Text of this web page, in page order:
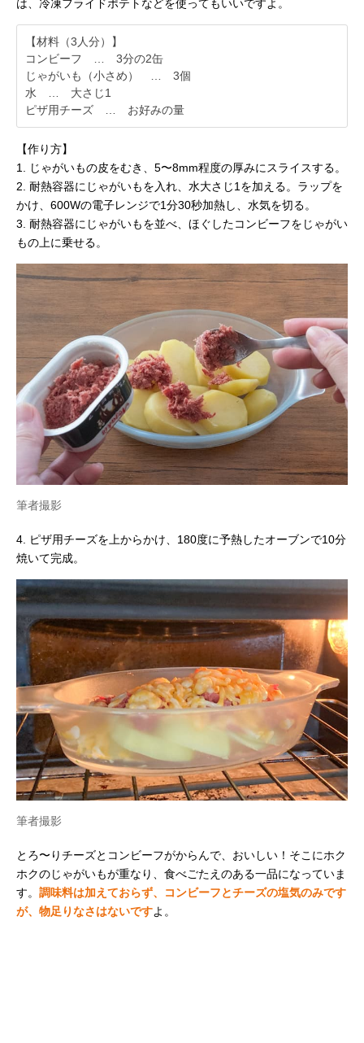
は、冷凍フライドポテトなどを使ってもいいですよ。
【材料（3人分）】
コンビーフ … 3分の2缶
じゃがいも（小さめ） … 3個
水 … 大さじ1
ピザ用チーズ … お好みの量
【作り方】
1. じゃがいもの皮をむき、5〜8mm程度の厚みにスライスする。
2. 耐熱容器にじゃがいもを入れ、水大さじ1を加える。ラップを
かけ、600Wの電子レンジで1分30秒加熱し、水気を切る。
3. 耐熱容器にじゃがいもを並べ、ほぐしたコンビーフをじゃがい
もの上に乗せる。
筆者撮影
4. ピザ用チーズを上からかけ、180度に予熱したオーブンで10分
焼いて完成。
筆者撮影
とろ〜りチーズとコンビーフがからんで、おいしい！そこにホク
ホクのじゃがいもが重なり、食べごたえのある一品になっていま
す。 調味料は加えておらず、コンビーフとチーズの塩気のみです
が、物足りなさはないですよ。